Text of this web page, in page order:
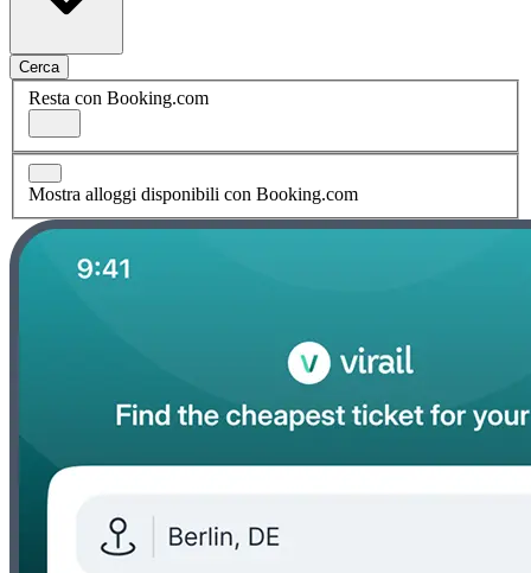
Cerca
Resta con Booking.com
Mostra alloggi disponibili con Booking.com